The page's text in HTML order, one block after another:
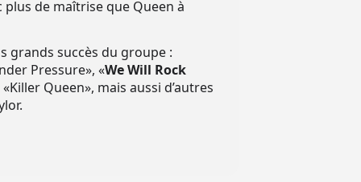
de maîtrise que Queen à
grands succès du groupe :
Pressure», «We Will Rock
Queen», mais aussi d’autres